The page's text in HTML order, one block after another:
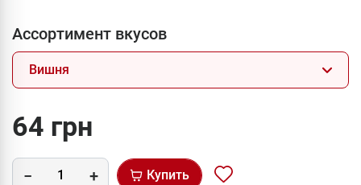
Ассортимент вкусов
Вишня
64 грн
Купить